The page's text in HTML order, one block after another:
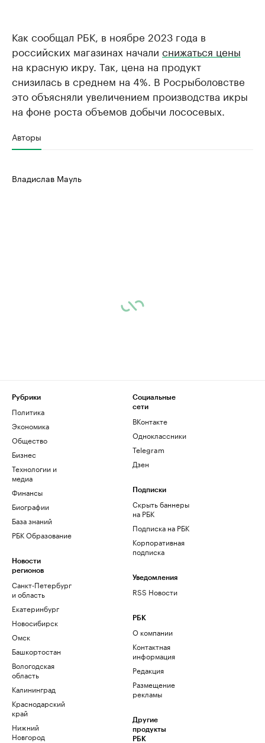
Как сообщал РБК, в ноябре 2023 года в
российских магазинах начали снижаться цены
на красную икру. Так, цена на продукт
снизилась в среднем на 4%. В Росрыболовстве
это объясняли увеличением производства икры
на фоне роста объемов добычи лососевых.
Авторы
Владислав Мауль
Рубрики
Политика
Экономика
Общество
Бизнес
Технологии и
медиа
Финансы
Биографии
База знаний
РБК Образование
Новости
регионов
Санкт-Петербург
и область
Екатеринбург
Новосибирск
Омск
Башкортостан
Вологодская
область
Калининград
Краснодарский
край
Нижний
Новгород
Социальные
сети
ВКонтакте
Одноклассники
Telegram
Дзен
Подписки
Скрыть баннеры
на РБК
Подписка на РБК
Корпоративная
подписка
Уведомления
RSS Новости
РБК
О компании
Контактная
информация
Редакция
Размещение
рекламы
Другие
продукты
РБК